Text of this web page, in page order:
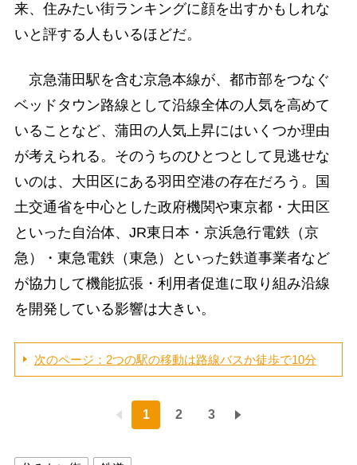
来、住みたい街ランキングに顔を出すかもしれな
いと評する人もいるほどだ。
京急蒲田駅を含む京急本線が、都市部をつなぐ
ベッドタウン路線として沿線全体の人気を高めて
いることなど、蒲田の人気上昇にはいくつか理由
が考えられる。そのうちのひとつとして見逃せな
いのは、大田区にある羽田空港の存在だろう。国
土交通省を中心とした政府機関や東京都・大田区
といった自治体、JR東日本・京浜急行電鉄（京
急）・東急電鉄（東急）といった鉄道事業者など
が協力して機能拡張・利用者促進に取り組み沿線
を開発している影響は大きい。
次のページ：2つの駅の移動は路線バスか徒歩で10分
1 2 3